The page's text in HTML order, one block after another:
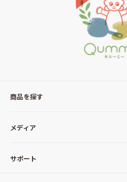
商品を探す
全ての商品
サラダ
メディア
Qummy(キユーミー)について
サポート